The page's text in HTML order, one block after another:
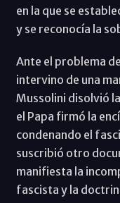
en la que se
y se reconocía la
Ante el problema
intervino de una
Mussolini disolvió
el Papa firmó la
condenando el
suscribió otro
manifiesta la
fascista y la